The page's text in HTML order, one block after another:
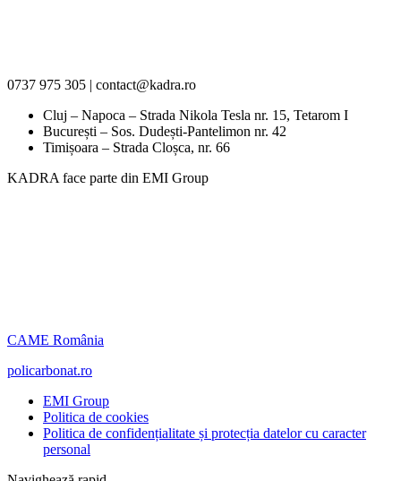
0737 975 305 | contact@kadra.ro
Cluj – Napoca – Strada Nikola Tesla nr. 15, Tetarom I
București – Sos. Dudești-Pantelimon nr. 42
Timișoara – Strada Cloșca, nr. 66
KADRA face parte din EMI Group
CAME România
policarbonat.ro
EMI Group
Politica de cookies
Politica de confidențialitate și protecția datelor cu caracter
personal